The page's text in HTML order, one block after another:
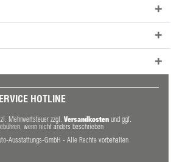
HOTLINE
Mehrwertsteuer zzgl. Versandkosten und ggf.
wenn nicht anders beschrieben
Ausstattungs-GmbH - Alle Rechte vorbehalten